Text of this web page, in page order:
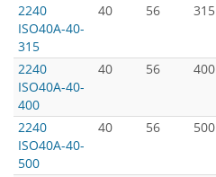
2240
ISO40A-40-
315
40 56 315
2240
ISO40A-40-
400
40 56 400
2240
ISO40A-40-
500
40 56 500